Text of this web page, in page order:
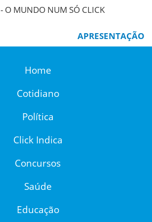
- O MUNDO NUM SÓ CLICK
APRESENTAÇÃO
Home
Cotidiano
Política
Click Indica
Concursos
Saúde
Educação